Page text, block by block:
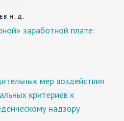
Н. Д.
заработной плате:
мер воздействия
критериев к
надзору